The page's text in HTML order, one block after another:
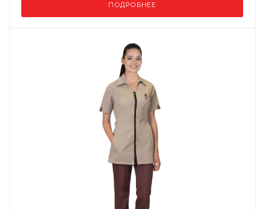
ПОДРОБНЕЕ